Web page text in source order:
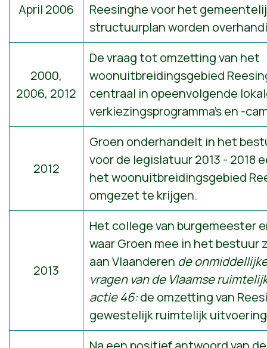
April 2006
Reesinghe voor het
structuurplan worden
2000,
2006, 2012
De vraag tot omzetting van het
woonuitbreidingsgebied
centraal in opeenvolgende
verkiezingsprogramma's en -
2012
Groen onderhandelt in het
voor de legislatuur 2013 - 2018
het woonuitbreidingsgebied
omgezet te krijgen.
2013
Het college van burgemeester
waar Groen mee in het bestuur
aan Vlaanderen de
vragen van de Vlaamse
actie 46:de omzetting van
gewestelijk ruimtelijk